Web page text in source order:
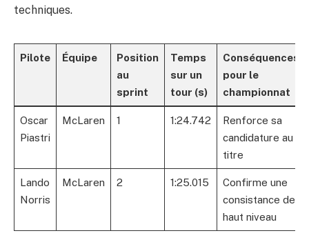
techniques.
Pilote Équipe
Position
au
sprint
Temps
sur un
tour (s)
Conséquences
pour le
championnat
Oscar
Piastri
McLaren 1 1:24.742
Renforce sa
candidature au
titre
Lando
Norris
McLaren 2 1:25.015
Confirme une
consistance de
haut niveau